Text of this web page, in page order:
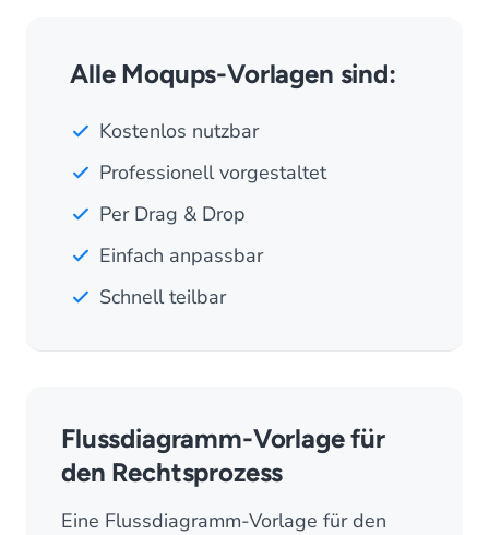
Alle Moqups-Vorlagen sind:
Kostenlos nutzbar
Professionell vorgestaltet
Per Drag & Drop
Einfach anpassbar
Schnell teilbar
Flussdiagramm-Vorlage für
den Rechtsprozess
Eine Flussdiagramm-Vorlage für den